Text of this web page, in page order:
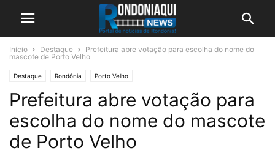
Início Destaque
Prefeitura abre votação para escolha do nome do
mascote de Porto Velho
Destaque Rondônia Porto Velho
Prefeitura abre votação para
escolha do nome do mascote
de Porto Velho